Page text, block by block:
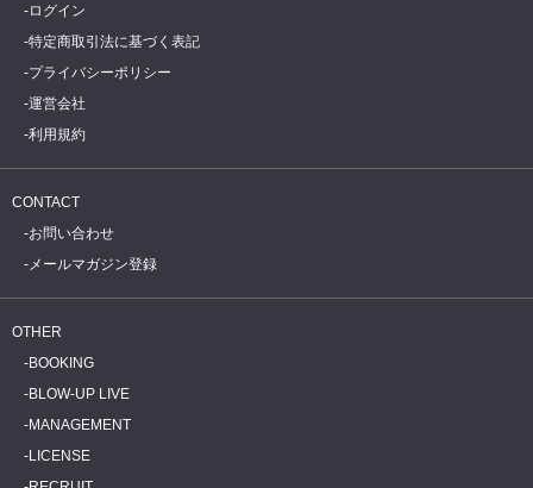
ログイン
特定商取引法に基づく表記
プライバシーポリシー
運営会社
利用規約
CONTACT
お問い合わせ
メールマガジン登録
OTHER
BOOKING
BLOW-UP LIVE
MANAGEMENT
LICENSE